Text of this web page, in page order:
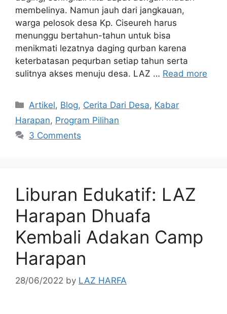
membelinya. Namun jauh dari jangkauan,
warga pelosok desa Kp. Ciseureh harus
menunggu bertahun-tahun untuk bisa
menikmati lezatnya daging qurban karena
keterbatasan pequrban setiap tahun serta
sulitnya akses menuju desa. LAZ … Read more
Artikel, Blog, Cerita Dari Desa, Kabar
Harapan, Program Pilihan
3 Comments
Liburan Edukatif: LAZ
Harapan Dhuafa
Kembali Adakan Camp
Harapan
28/06/2022 by LAZ HARFA